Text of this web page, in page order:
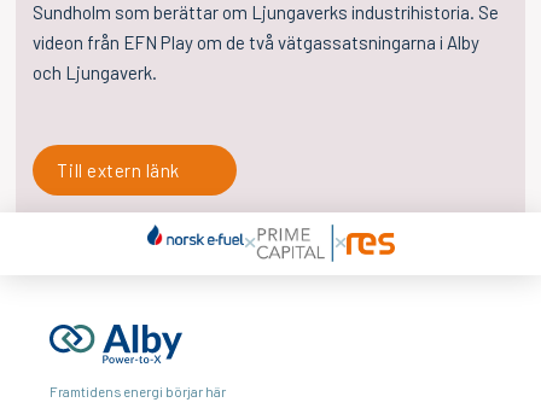
Sundholm som berättar om Ljungaverks industrihistoria. Se
videon från EFN Play om de två vätgassatsningarna i Alby
och Ljungaverk.
Till extern länk
Framtidens energi börjar här